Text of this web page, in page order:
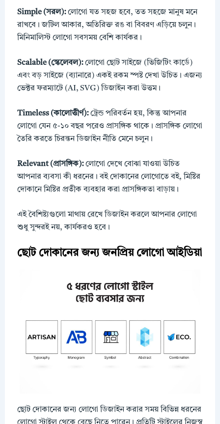
Simple (সরল):লোগো যত সহজ হবে, তত সহজে মানুষ মনে
রাখবে। জটিল আকার, অতিরিক্ত রঙ বা বিবরণ এড়িয়ে চলুন।
মিনিমালিস্ট লোগো সবসময় বেশি কার্যকর।
Scalable (স্কেলেবল):লোগো ছোট সাইজে (ভিজিটিং কার্ডে)
এবং বড় সাইজে (ব্যানারে) একই রকম স্পষ্ট দেখা উচিত। এজন্য
ভেক্টর ফরম্যাটে (AI, SVG) ডিজাইন করা উত্তম।
Timeless (কালোত্তীর্ণ):ট্রেন্ড পরিবর্তন হয়, কিন্তু আপনার
লোগো যেন ৫-১০ বছর পরেও প্রাসঙ্গিক থাকে। প্রাসঙ্গিক লোগো
তৈরি করতে চিরন্তন ডিজাইন নীতি মেনে চলুন।
Relevant (প্রাসঙ্গিক):লোগো দেখে বোঝা যাওয়া উচিত
আপনার ব্যবসা কী ধরনের। বই দোকানের লোগোতে বই, মিষ্টির
দোকানে মিষ্টির প্রতীক ব্যবহার করা প্রাসঙ্গিকতা বাড়ায়।
এই বৈশিষ্ট্যগুলো মাথায় রেখে ডিজাইন করলে আপনার লোগো
শুধু সুন্দরই নয়, কার্যকরও হবে।
ছোট দোকানের জন্য জনপ্রিয় লোগো আইডিয়া
ছোট দোকানের জন্য লোগো ডিজাইন করার সময় বিভিন্ন ধরনের